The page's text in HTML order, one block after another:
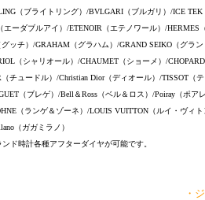
（ブライトリング）/BVLGARI（ブルガリ）/ICE
エーダブルアイ）/ETENOIR（エテノワール）/
グッチ）/GRAHAM（グラハム）/GRAND SEIKO（グラ
（シャリオール）/CHAUMET（ショーメ）/
（チュードル）/Christian Dior（ディオール）/TISSOT（
（ブレゲ）/Bell＆Ross（ベル＆ロス）/Poiray（ポ
（ランゲ＆ゾーネ）/LOUIS VUITTON（ルイ・ヴィ
（ガガミラノ）
ド時計各種アフターダイヤが可能です。
・